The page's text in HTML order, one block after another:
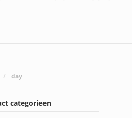
/ day
categorieen